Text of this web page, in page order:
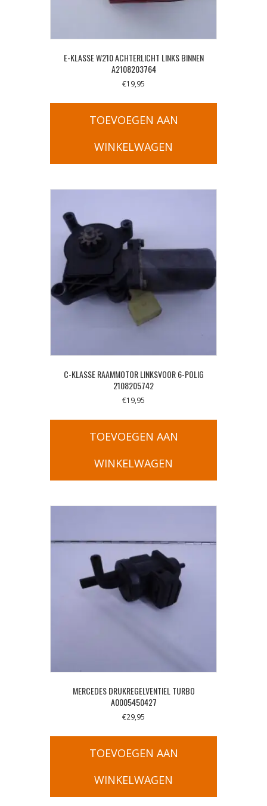
E-KLASSE W210 ACHTERLICHT LINKS BINNEN
A2108203764
€19,95
TOEVOEGEN AAN
WINKELWAGEN
C-KLASSE RAAMMOTOR LINKSVOOR 6-POLIG
2108205742
€19,95
TOEVOEGEN AAN
WINKELWAGEN
MERCEDES DRUKREGELVENTIEL TURBO
A0005450427
€29,95
TOEVOEGEN AAN
WINKELWAGEN